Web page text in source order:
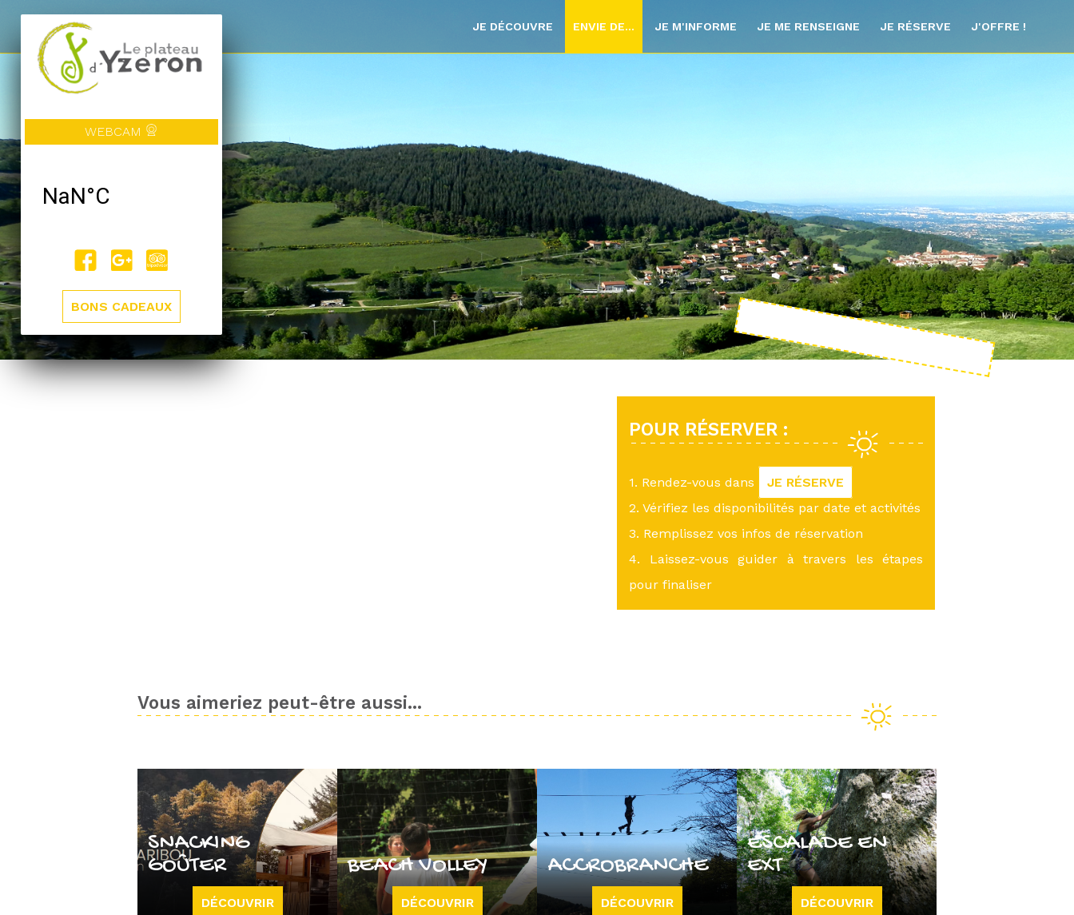
WEBCAM
BONS CADEAUX
JE DÉCOUVRE ENVIE DE... JE M'INFORME JE ME RENSEIGNE JE RÉSERVE J'OFFRE !
POUR RÉSERVER :
1. Rendez-vous dans
JE RÉSERVE
2. Vérifiez les disponibilités par date et activités
3. Remplissez vos infos de réservation
4. Laissez-vous guider à travers les étapes
pour finaliser
Vous aimeriez peut-être aussi...
SNACKING
GOÛTER
DÉCOUVRIR
BEACH VOLLEY
DÉCOUVRIR
ACCROBRANCHE
DÉCOUVRIR
ESCALADE EN
EXT
DÉCOUVRIR